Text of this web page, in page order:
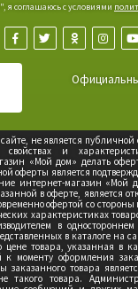
я соглашаюсь с условиями
не является
и
«Мой дом» делать
оферты является
интернет-магазин «Мой
в оферте, является
офертой со
характеристиках
в
в каталоге на
товара, указанная в
к моменту оформления
заказанного товара
такого товара.